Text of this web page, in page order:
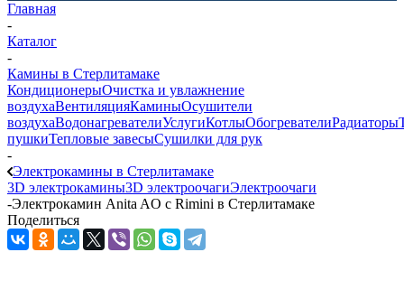
Главная
-
Каталог
-
Камины в Стерлитамаке
КондиционерыОчистка и увлажнение
воздухаВентиляцияКаминыОсушители
воздухаВодонагревателиУслугиКотлыОбогревателиРадиаторы
пушкиТепловые завесыСушилки для рук
-
Электрокамины в Стерлитамаке
3D электрокамины3D электроочагиЭлектроочаги
-Электрокамин Anita AO с Rimini в Стерлитамаке
Поделиться